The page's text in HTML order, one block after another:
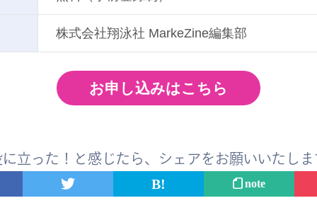
株式会社翔泳社 MarkeZine編集部
お申し込みはこちら
立った！と感じたら、 シェアをお願いいたし
note